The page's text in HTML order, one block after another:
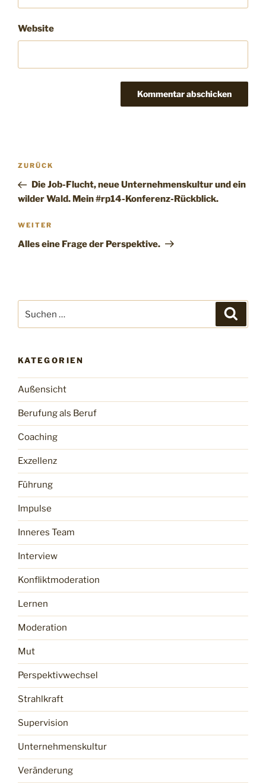
Website
Beitragsnavigation
Vorheriger
Beitrag
ZURÜCK
Die Job-Flucht, neue Unternehmenskultur und ein
wilder Wald. Mein #rp14-Konferenz-Rückblick.
Nächster
Beitrag
WEITER
Alles eine Frage der Perspektive.
nach:
KATEGORIEN
Außensicht
Berufung als Beruf
Coaching
Exzellenz
Führung
Impulse
Inneres Team
Interview
Konfliktmoderation
Lernen
Moderation
Mut
Perspektivwechsel
Strahlkraft
Supervision
Unternehmenskultur
Veränderung